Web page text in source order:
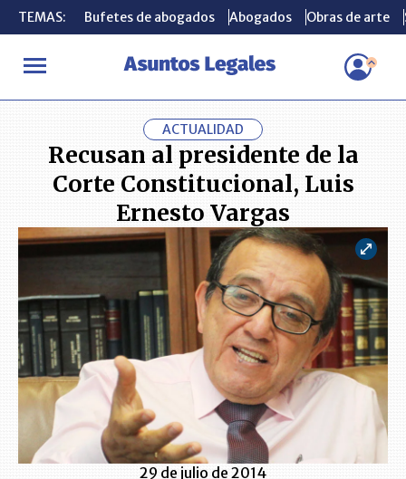
TEMAS: Bufetes de abogados Abogados Obras de arte
INICIO ACTUALIDAD Recusan al presidente de la Corte
TEMAS: Bufetes de abogados Abogados Obras de arte
ACTUALIDAD
Recusan al presidente de la
Corte Constitucional, Luis
Ernesto Vargas
29 de julio de 2014